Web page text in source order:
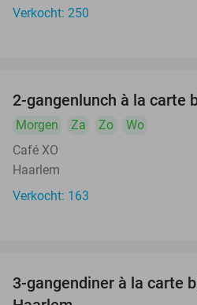
Verkocht: 250
2-gangenlunch à la carte
Morgen Za Zo
Wo
Café XO
Haarlem
Verkocht: 163
3-gangendiner à la carte